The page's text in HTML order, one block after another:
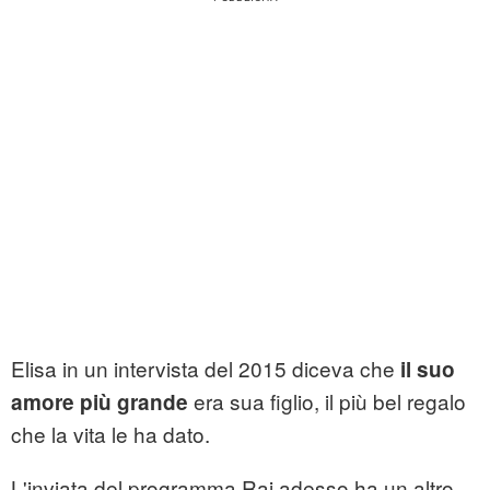
Elisa in un intervista del 2015 diceva che il suo
amore più grande era sua figlio, il più bel regalo
che la vita le ha dato.